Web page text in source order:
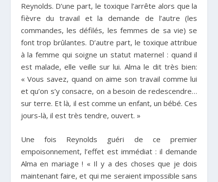
Reynolds. D’une part, le toxique l’arrête alors que la
fièvre du travail et la demande de l’autre (les
commandes, les défilés, les femmes de sa vie) se
font trop brûlantes. D’autre part, le toxique attribue
à la femme qui soigne un statut maternel : quand il
est malade, elle veille sur lui. Alma le dit très bien:
« Vous savez, quand on aime son travail comme lui
et qu’on s’y consacre, on a besoin de redescendre…
sur terre. Et là, il est comme un enfant, un bébé. Ces
jours-là, il est très tendre, ouvert. »
Une fois Reynolds guéri de ce premier
empoisonnement, l’effet est immédiat : il demande
Alma en mariage ! « Il y a des choses que je dois
maintenant faire, et qui me seraient impossible sans